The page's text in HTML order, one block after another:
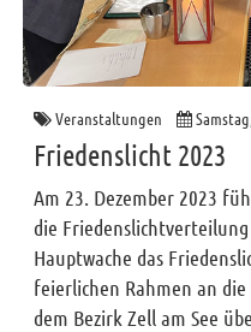
Veranstaltungen
Friedenslicht 2023
Am 23. Dezember 2023
die
Hauptwache das
feierlichen Rahmen an
dem Bezirk Zell am See